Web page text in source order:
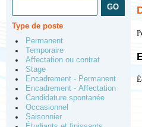
Type de poste
Permanent
Temporaire
Affectation ou contrat
Stage
Encadrement - Permanent
Encadrement - Affectation
Candidature spontanée
Occasionnel
Saisonnier